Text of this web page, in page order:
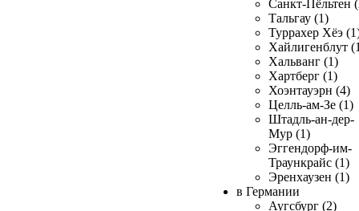
Санкт-Пёльтен
Тальгау (1)
Туррахер Хёэ
Хайлигенблут
Хальванг (1)
Хартберг (1)
Хоэнтауэрн (4)
Целль-ам-Зе (1)
Штадль-ан-дер-
Мур (1)
Эггендорф-им-
Траункрайс (1)
Эренхаузен (1)
в Германии
Аугсбург (2)